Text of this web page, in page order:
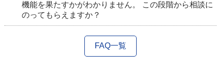
機能を果たすかがわかりません。 この段階から相談に
のってもらえますか？
FAQ一覧